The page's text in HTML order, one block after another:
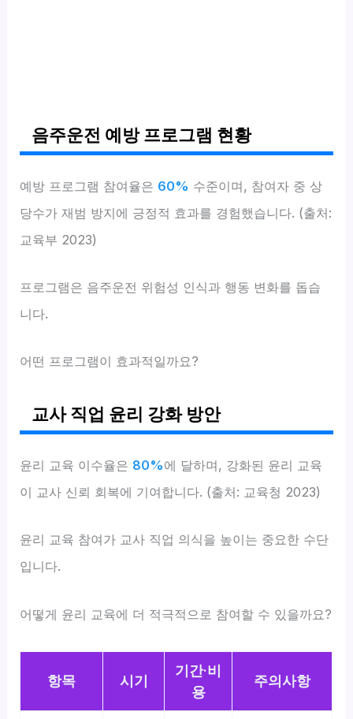
음주운전 예방 프로그램 현황
예방 프로그램 참여율은 60% 수준이며, 참여자 중 상
당수가 재범 방지에 긍정적 효과를 경험했습니다. (출처:
교육부 2023)
프로그램은 음주운전 위험성 인식과 행동 변화를 돕습
니다.
어떤 프로그램이 효과적일까요?
교사 직업 윤리 강화 방안
윤리 교육 이수율은 80%에 달하며, 강화된 윤리 교육
이 교사 신뢰 회복에 기여합니다. (출처: 교육청 2023)
윤리 교육 참여가 교사 직업 의식을 높이는 중요한 수단
입니다.
어떻게 윤리 교육에 더 적극적으로 참여할 수 있을까요?
항목 시기
기간·비
용
주의사항